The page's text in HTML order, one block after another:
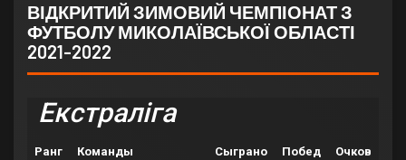
ВІДКРИТИЙ ЗИМОВИЙ ЧЕМПІОНАТ З
ФУТБОЛУ МИКОЛАЇВСЬКОЇ ОБЛАСТІ
2021-2022
Екстраліга
Ранг Команды Сыграно Побед Очков